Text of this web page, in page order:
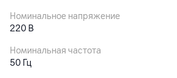
Номинальное напряжение
220 В
Номинальная частота
50 Гц